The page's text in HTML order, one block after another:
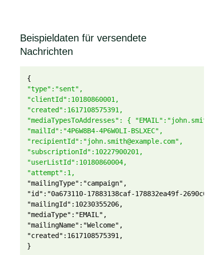
Beispieldaten für versendete
Nachrichten
{
"type":"sent",
"clientId":10180860001,
"created":1617108575391,
"mediaTypesToAddresses": {
"mailId":"4P6W8B4-4P6W0LI-BSLXEC",
"recipientId":"john.smith@example.com",
"subscriptionId":10227900201,
"userListId":10180860004,
"attempt":1,
"mailingType":"campaign",
"id":"0a673110-17883138caf-178832ea49f-
"mailingId":10230355206,
"mediaType":"EMAIL",
"mailingName":"Welcome",
"created":1617108575391,
}